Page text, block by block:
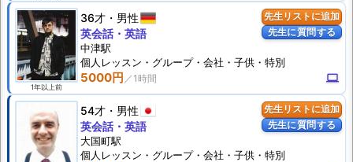
先生リストに追加
先生に質問する
1年以上前
36才 男性
5000円 computer
英会話・英語
中津駅
個人 レッスン ・グループ・会社・子供・特別
先生リストに追加
先生に質問する
54才 男性
英会話・英語
大国町駅
個人 レッスン ・グループ・会社・子供・特別